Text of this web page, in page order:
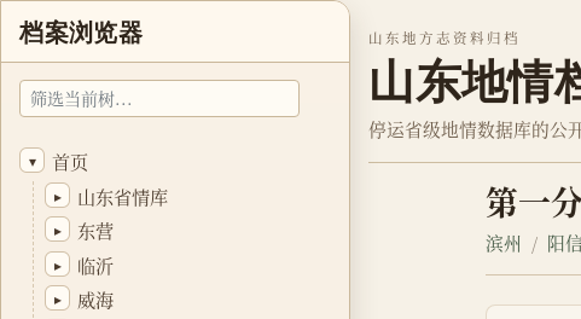
山东地方志资料归档
山东地情
停运省级地情数据库的公
第一
滨州 阳
档案浏览器
▾ 首页
▸ 山东省情库
▸ 东营
▸ 临沂
▸ 威海